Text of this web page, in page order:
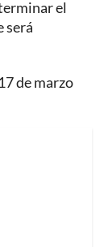
el
será
de marzo